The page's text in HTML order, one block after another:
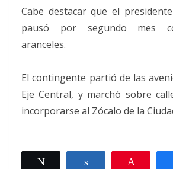
Cabe destacar que el
pausó por segundo mes
aranceles.
El contingente partió de las
Eje Central, y marchó sobre
incorporarse al Zócalo de la
Compartir